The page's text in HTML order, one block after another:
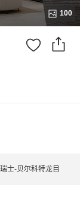
100
瑞士-贝尔科特龙目